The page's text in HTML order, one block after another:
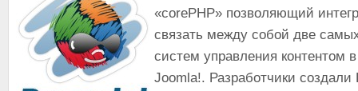
«corePHP» позволяющий
связать между собой две
систем управления контентом
Joomla!. Разработчики создали